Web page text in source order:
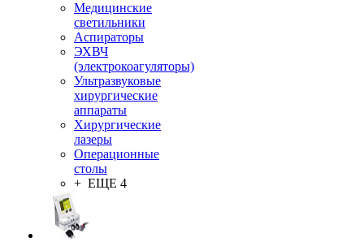
Медицинские
светильники
Аспираторы
ЭХВЧ
(электрокоагуляторы)
Ультразвуковые
хирургические
аппараты
Хирургические
лазеры
Операционные
столы
+ ЕЩЕ 4